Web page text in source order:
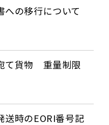
への移行について
て貨物 重量制限
送時のEORI番号記